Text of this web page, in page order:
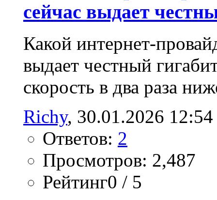
сейчас выдает
Какой интернет-
выдает честный
скорость в два раза
Richy‎, 30.01.2026 12:54
Ответов: 2
Просмотров: 2,487
Рейтинг0 / 5